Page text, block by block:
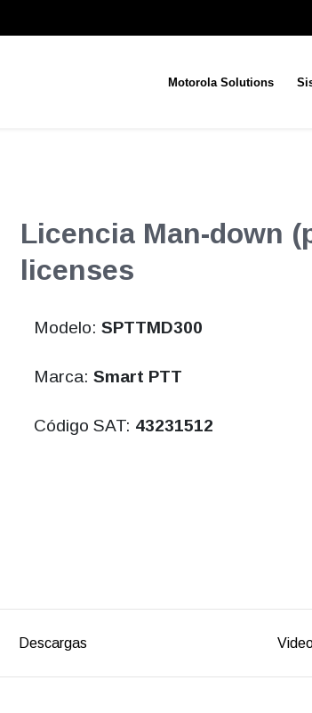
Motorola Solutions
Licencia Man-down
licenses
Modelo: SPTTMD300
Marca: Smart PTT
Código SAT: 43231512
Descargas